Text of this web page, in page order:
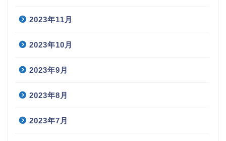
2023年11月
2023年10月
2023年9月
2023年8月
2023年7月